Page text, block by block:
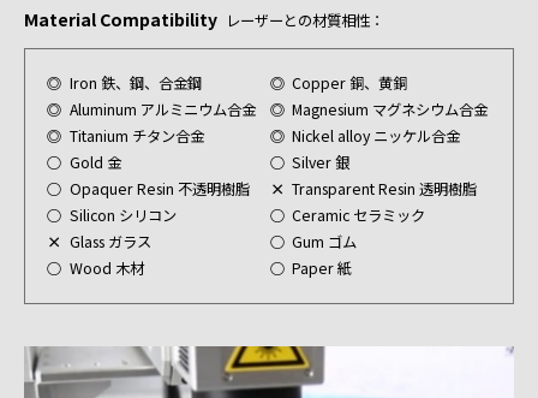
Material Compatibility レーザーとの材質相性：
◎ Iron 鉄、鋼、合金鋼 ◎ Copper 銅、黄銅
◎ Aluminum アルミニウム合金 ◎ Magnesium マグネシウム合金
◎ Titanium チタン合金 ◎ Nickel alloy ニッケル合金
○ Gold 金 ○ Silver 銀
○ Opaquer Resin 不透明樹脂 × Transparent Resin 透明樹脂
○ Silicon シリコン ○ Ceramic セラミック
× Glass ガラス ○ Gum ゴム
○ Wood 木材 ○ Paper 紙